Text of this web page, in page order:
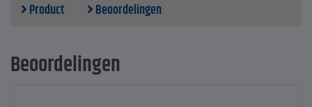
Product Beoordelingen
Beoordelingen